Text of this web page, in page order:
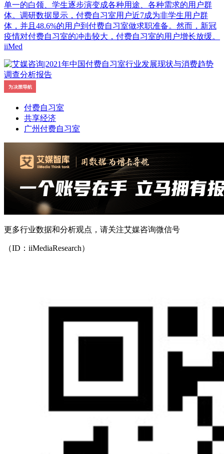
单一的白领、学生逐步演变成各种用途、各种需求的用户群
体。调研数据显示，付费自习室用户近7成为非学生用户群
体，并且48.6%的用户到付费自习室做求职准备。然而，新冠
疫情对付费自习室的冲击较大，付费自习室的用户增长放缓。
iiMed
付费自习室
共享经济
广州付费自习室
更多行业数据和分析观点，请关注艾媒咨询微信号
（ID：iiMediaResearch）